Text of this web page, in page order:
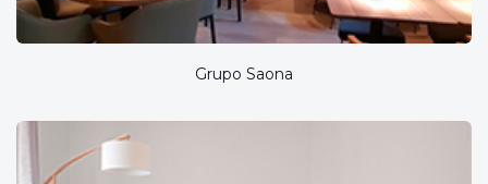
Grupo Saona